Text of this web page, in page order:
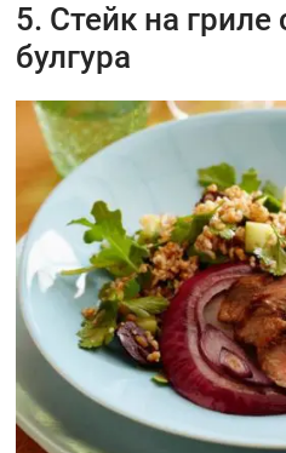
5. Стейк на гриле
булгура